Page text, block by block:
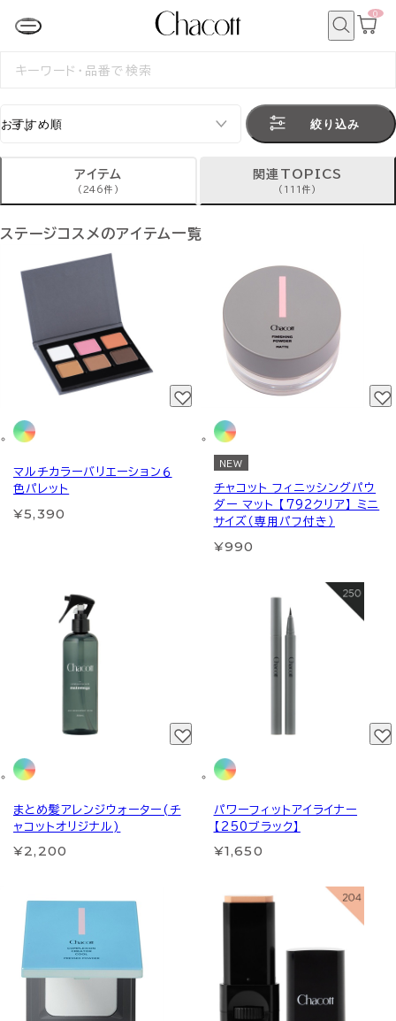
カ
0
検
絞り込み
アイテム
(246件)
関連TOPICS
(111件)
ステージコスメのアイテム一覧
マルチカラーバリエーション６
色パレット
¥5,390
NEW
チャコット フィニッシングパウ
ダー マット 【792クリア】 ミニ
サイズ（専用パフ付き）
¥990
まとめ髪アレンジウォーター(チ
ャコットオリジナル)
¥2,200
パワーフィットアイライナー
【250ブラック】
¥1,650